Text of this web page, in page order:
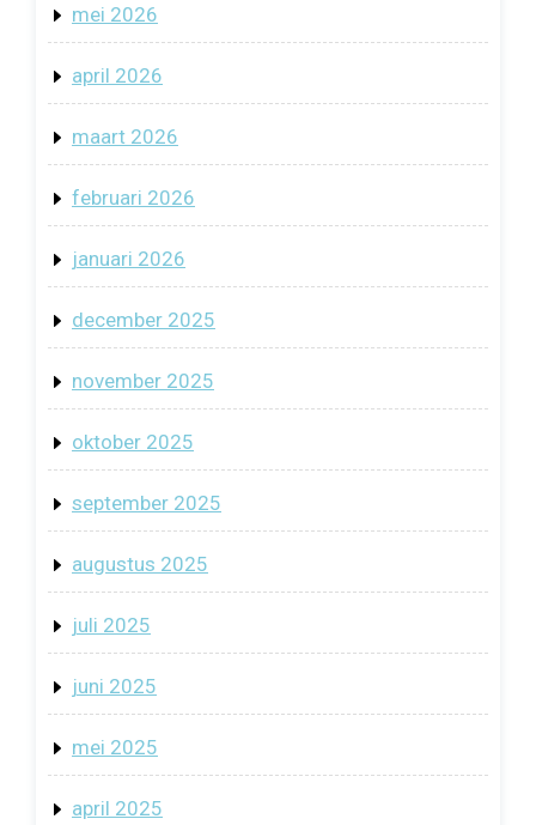
mei 2026
april 2026
maart 2026
februari 2026
januari 2026
december 2025
november 2025
oktober 2025
september 2025
augustus 2025
juli 2025
juni 2025
mei 2025
april 2025